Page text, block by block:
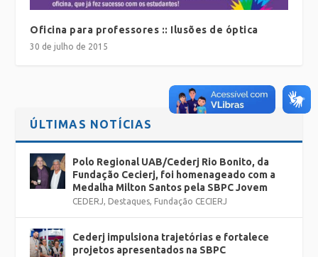
Oficina para professores :: Ilusões de óptica
30 de julho de 2015
ÚLTIMAS NOTÍCIAS
Polo Regional UAB/Cederj Rio Bonito, da
Fundação Cecierj, foi homenageado com a
Medalha Milton Santos pela SBPC Jovem
CEDERJ, Destaques, Fundação CECIERJ
Cederj impulsiona trajetórias e fortalece
projetos apresentados na SBPC